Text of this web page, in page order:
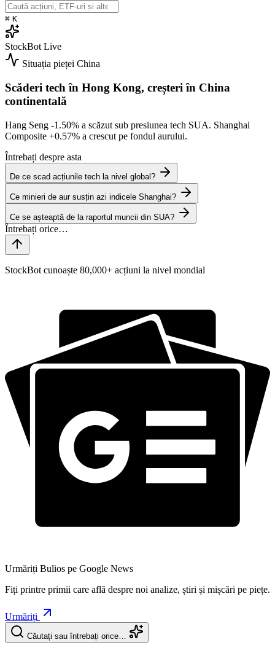
⌘ K
StockBot Live
Situația pieței China
Scăderi tech în Hong Kong, creșteri în China
continentală
Hang Seng -1.50% a scăzut sub presiunea tech SUA. Shanghai
Composite +0.57% a crescut pe fondul aurului.
Întrebați despre asta
De ce scad acțiunile tech la nivel global?
Ce minieri de aur susțin azi indicele Shanghai?
Ce se așteaptă de la raportul muncii din SUA?
StockBot cunoaște 80,000+ acțiuni la nivel mondial
Urmăriți Bulios pe Google News
Fiți printre primii care află despre noi analize, știri și mișcări pe piețe.
Urmăriți
Căutați sau întrebați orice…